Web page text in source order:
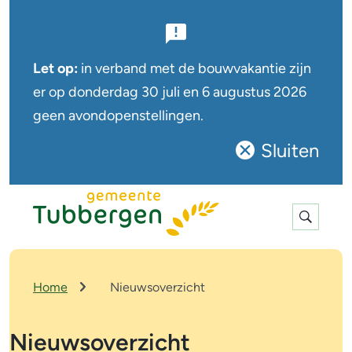
e
l
a
r
i
j
k
n
Let op: in verband met de bouwvakantie zijn
er op donderdag 30 juli en 6 augustus2026
geen avondopenstellingen.
Sluiten
Sluit
deze
notificatie
search
K
Home Nieuwsoverzicht
Nieuwsoverzicht